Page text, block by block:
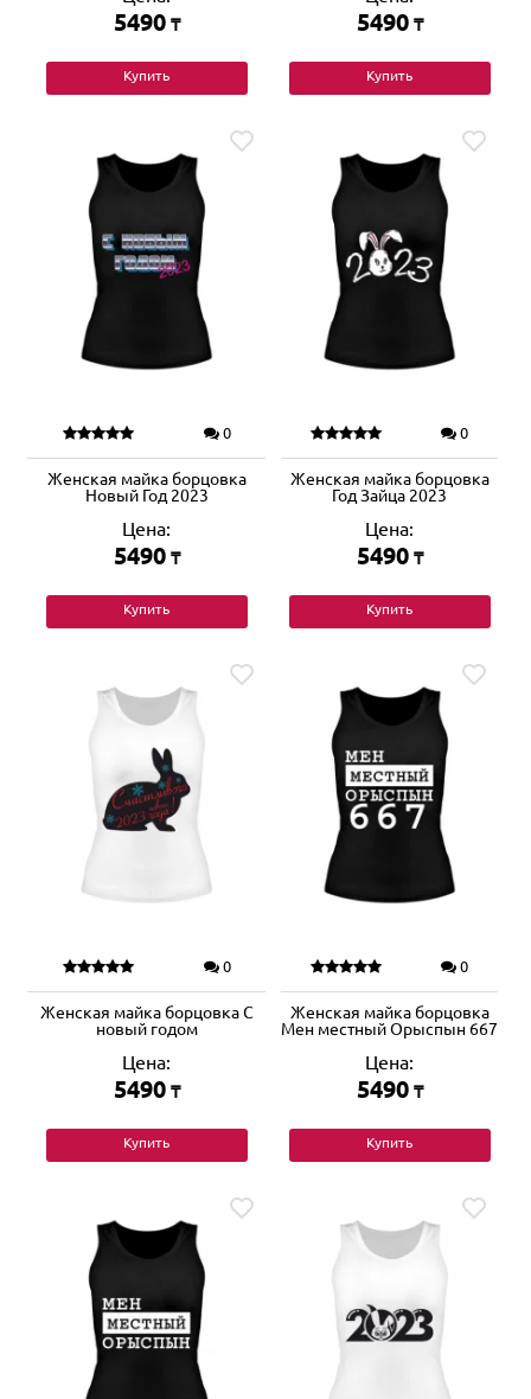
5490 ₸
Купить
5490 ₸
Купить
0
Женская майка борцовка
Новый Год 2023
Цена:
5490 ₸
Купить
0
Женская майка борцовка
Год Зайца 2023
Цена:
5490 ₸
Купить
0
Женская майка борцовка С
новый годом
Цена:
5490 ₸
Купить
0
Женская майка борцовка
Мен местный Орыспын 667
Цена:
5490 ₸
Купить